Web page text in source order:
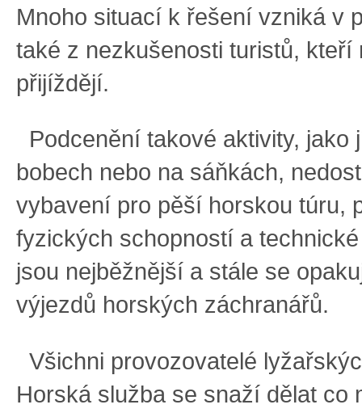
Mnoho situací k řešení vzniká v
také z nezkušenosti turistů, kteří
přijíždějí.
Podcenění takové aktivity, jako
bobech nebo na sáňkách,
vybavení pro pěší horskou túru,
fyzických schopností a
jsou nejběžnější a stále se
výjezdů horských záchranářů.
Všichni provozovatelé
Horská služba se snaží dělat co